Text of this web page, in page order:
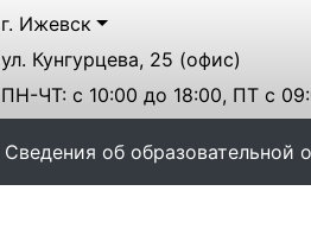
г. Ижевск
ул. Кунгурцева, 25 (офис)
ПН-ЧТ: с 10:00 до 18:00, ПТ с
Сведения об образовательной